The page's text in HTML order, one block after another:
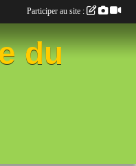
du
Participer au site :